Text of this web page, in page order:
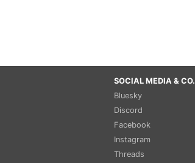
SOCIAL MEDIA & CO.
Bluesky
Discord
Facebook
Instagram
Threads